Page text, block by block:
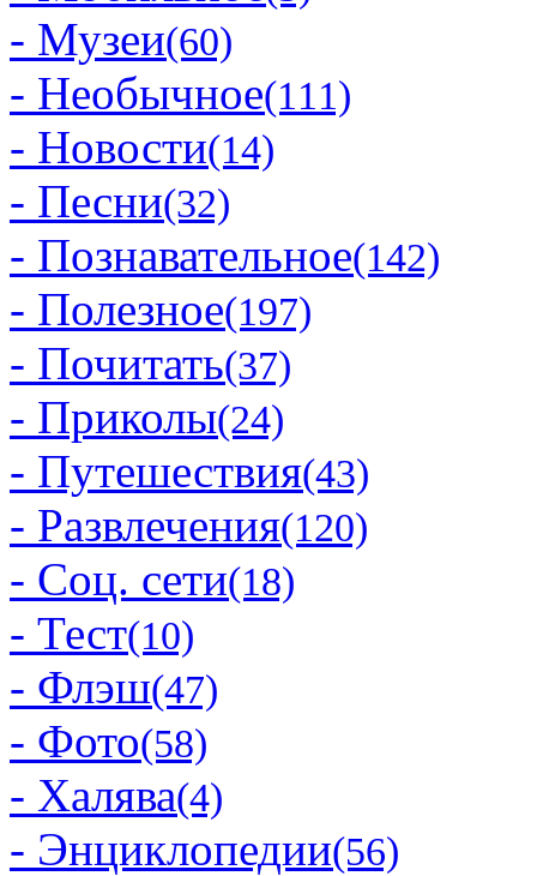
- Музеи(60)
- Необычное(111)
- Новости(14)
- Песни(32)
- Познавательное(142)
- Полезное(197)
- Почитать(37)
- Приколы(24)
- Путешествия(43)
- Развлечения(120)
- Соц. сети(18)
- Тест(10)
- Флэш(47)
- Фото(58)
- Халява(4)
- Энциклопедии(56)